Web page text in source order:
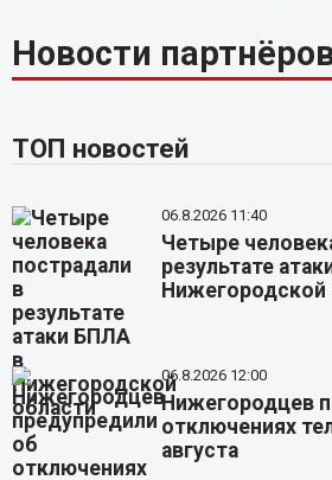
Новости
ТОП новостей
06.8.2026 11:40
Четыре
результате
Нижегородской
06.8.2026 12:00
Нижегородцев
отключениях
августа